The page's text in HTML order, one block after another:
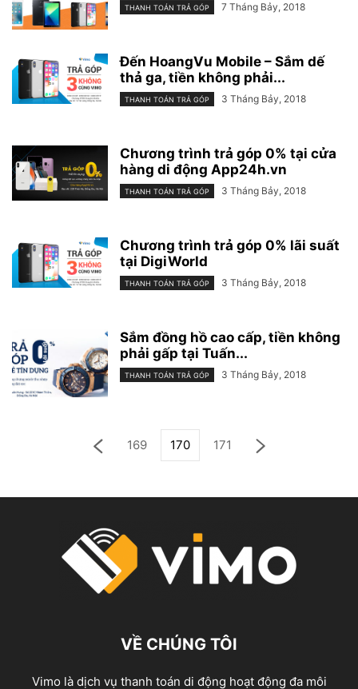
THANH TOÁN TRẢ GÓP 7 Tháng Bảy, 2018
Đến HoangVu Mobile – Sắm dế
thả ga, tiền không phải...
THANH TOÁN TRẢ GÓP 3 Tháng Bảy, 2018
Chương trình trả góp 0% tại cửa
hàng di động App24h.vn
THANH TOÁN TRẢ GÓP 3 Tháng Bảy, 2018
Chương trình trả góp 0% lãi suất
tại DigiWorld
THANH TOÁN TRẢ GÓP 3 Tháng Bảy, 2018
Sắm đồng hồ cao cấp, tiền không
phải gấp tại Tuấn...
THANH TOÁN TRẢ GÓP 3 Tháng Bảy, 2018
169 170 171
VỀ CHÚNG TÔI
Vimo là dịch vụ thanh toán di động hoạt động đa môi